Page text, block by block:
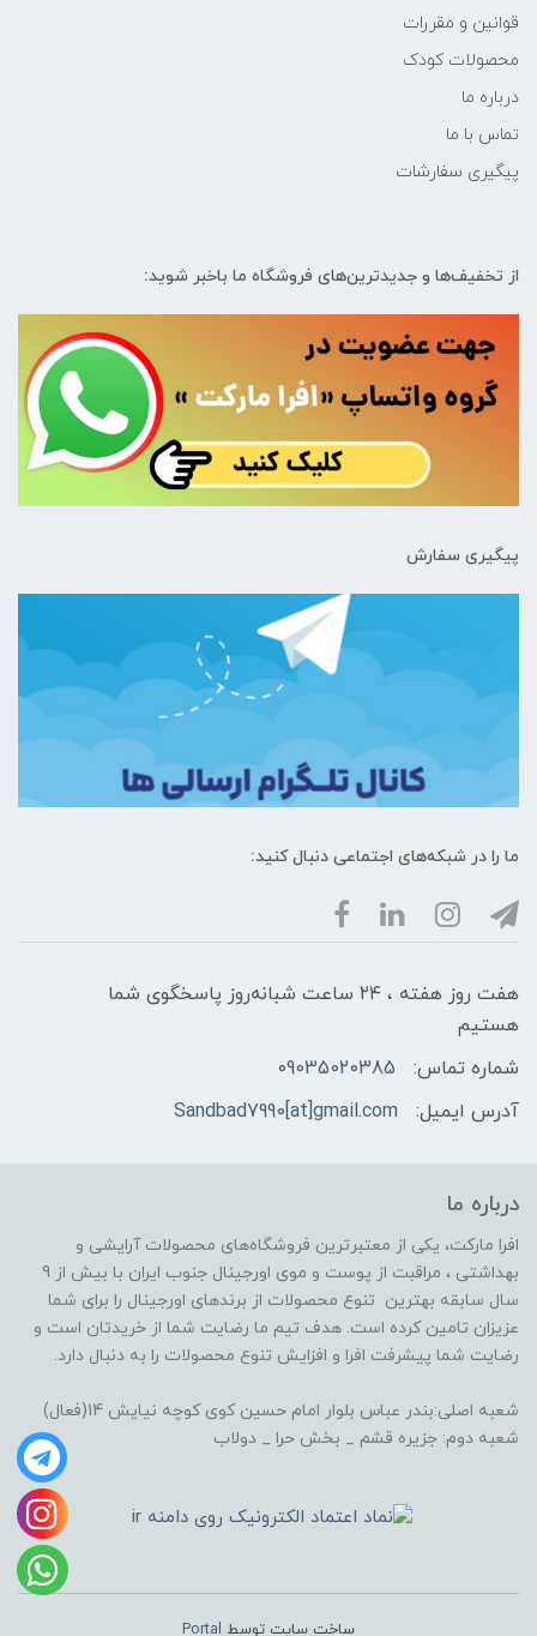
قوانین و مقررات
محصولات کودک
درباره ما
تماس با ما
پیگیری سفارشات
از تخفیف‌ها و جدیدترین‌های فروشگاه ما باخبر شوید:
پیگیری سفارش
ما را در شبکه‌های اجتماعی دنبال کنید:
هفت روز هفته ، ۲۴ ساعت شبانه‌روز پاسخگوی شما
هستیم
شماره تماس:
09035020385
آدرس ایمیل:
Sandbad7990[at]gmail.com
درباره ما
افرا مارکت، یکی از معتبرترین فروشگاه‌های محصولات آرایشی و
بهداشتی ، مراقبت از پوست و موی اورجینال جنوب ایران با بیش از 9
سال سابقه بهترین تنوع محصولات از برندهای اورجینال را برای شما
عزیزان تامین کرده است. هدف تیم ما رضایت شما از خریدتان است و
رضایت شما پیشرفت افرا و افزایش تنوع محصولات را به دنبال دارد.
شعبه اصلی:بندر عباس بلوار امام حسین کوی کوچه نیایش 14(فعال)
شعبه دوم: جزیره قشم _ بخش حرا _ دولاب
ساخت سایت توسط Portal